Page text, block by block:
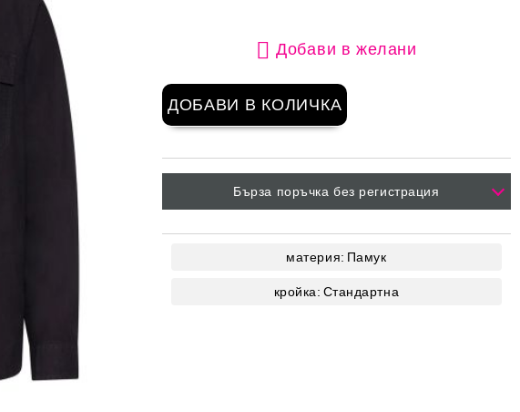
Добави в желани
Бърза поръчка без регистрация
материя: Памук
кройка: Стандартна